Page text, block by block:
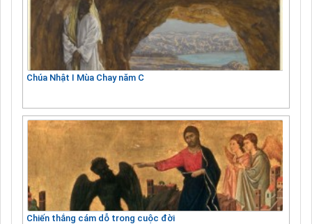
Chúa Nhật I Mùa Chay năm C
Chiến thắng cám dỗ trong cuộc đời